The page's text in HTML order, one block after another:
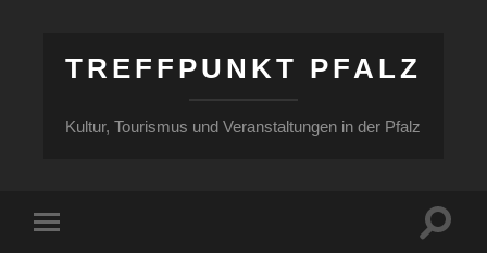
TREFFPUNKT PFALZ
Kultur, Tourismus und Veranstaltungen in der Pfalz
Menü